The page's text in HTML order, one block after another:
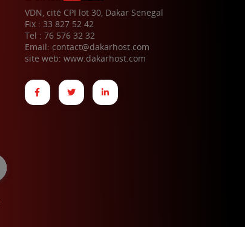
VDN, cité CPI lot 30, Dakar Senegal
Fix : 33 827 52 42
Tel : 76 576 32 32
Email: contact@dakarhost.com
site web: www.dakarhost.com